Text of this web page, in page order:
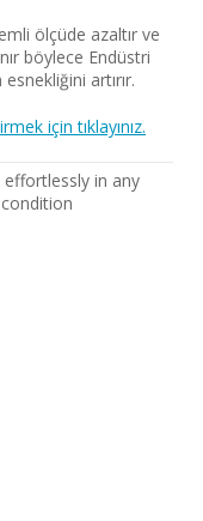
ölçüde azaltır ve
böylece Endüstri
artırır.
için tıklayınız.